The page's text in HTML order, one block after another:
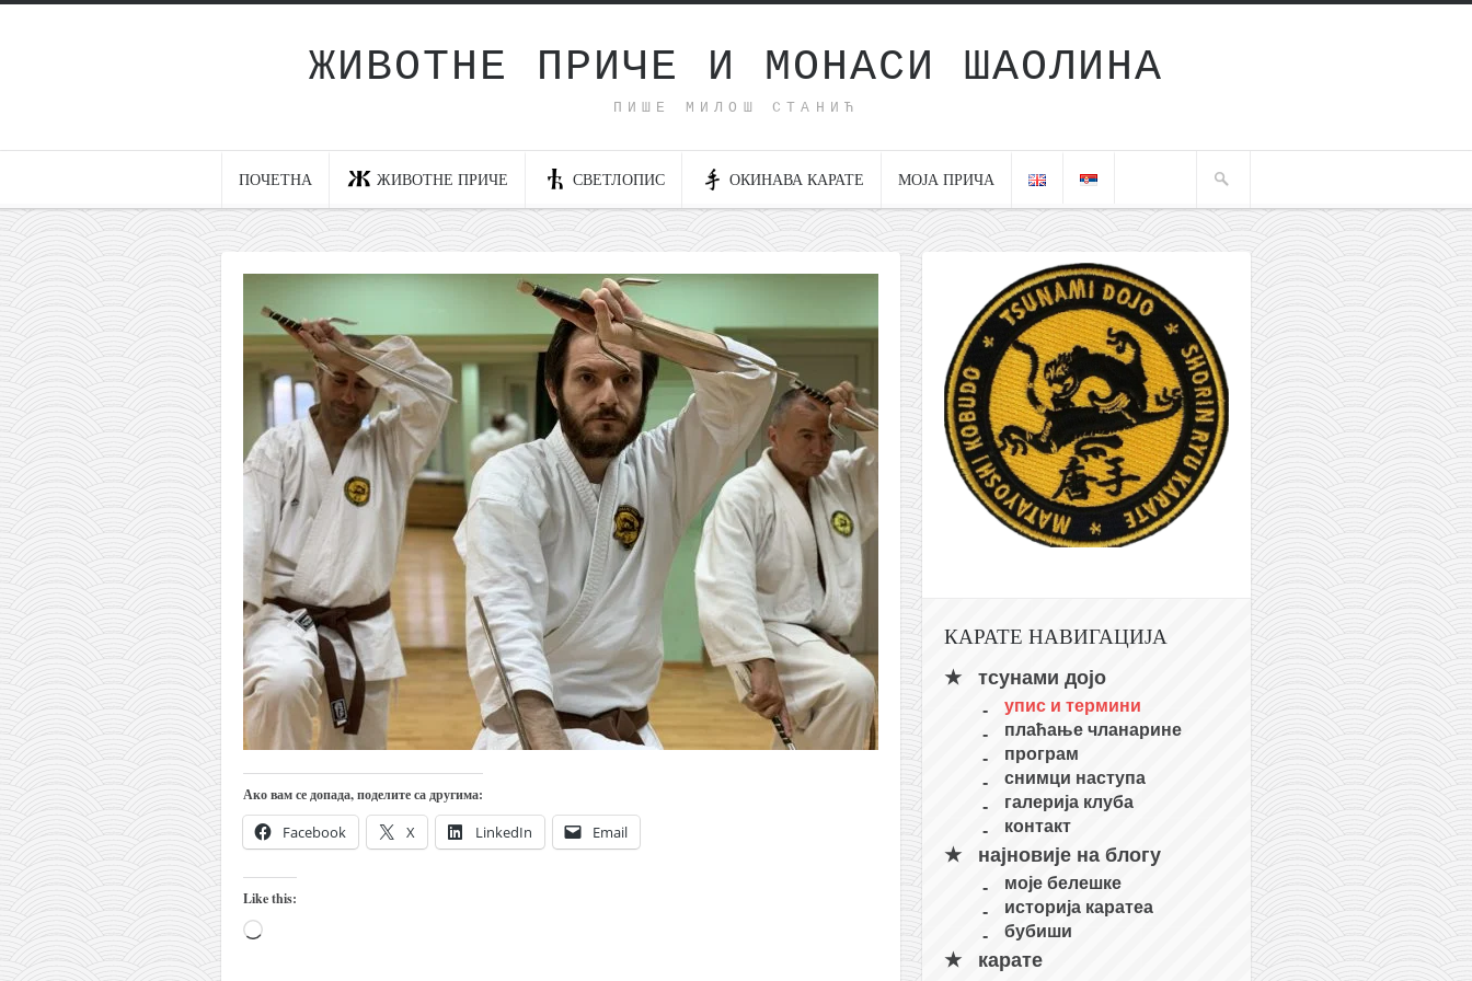
ЖИВОТНЕ ПРИЧЕ И МОНАСИ ШАОЛИНА
ПИШЕ МИЛОШ СТАНИЋ
ПОЧЕТНА ЖИВОТНЕ ПРИЧЕ СВЕТЛОПИС ОКИНАВА КАРАТЕ МОЈА ПРИЧА
интернет пословање
исхраном до здравља
мој хаику
моменти и места
бонус садржај
светлопис
законоправило
духовни отац
православље
забрањена историја
ћирилица
породичне приче
прота Воја
уместо твитера
календар српски
азбуки и књиге
Окинава карате
најновије на блогу
моје белешке
историја каратеа
бубиши
карате
Ако вам се допада, поделите са другима:
Facebook X LinkedIn Email
Like this:
Loading…
КАРАТЕ НАВИГАЦИЈА
тсунами дојо
упис и термини
плаћање чланарине
програм
снимци наступа
галерија клуба
контакт
најновије на блогу
моје белешке
историја каратеа
бубиши
карате